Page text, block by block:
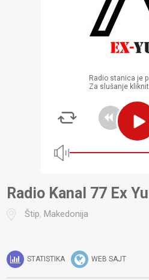
Radio stanica je
Za slušanje
Radio Kanal 77 Ex
Štip,Makedonija
STATISTIKA WEB SAJT